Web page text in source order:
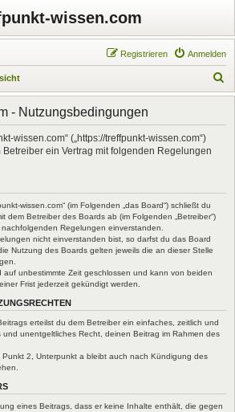
wissen.com
Anmelden
Registrieren
u
- Nutzungsbedingungen
wissen.com“ („https://treffpunkt-wissen.com“)
ein Vertrag mit folgenden Regelungen
wissen.com“ (im Folgenden „das Board“) schließt du
dem Betreiber des Boards ab (im Folgenden „Betreiber“)
Regelungen einverstanden.
nicht einverstanden bist, so darfst du das Board
Nutzung des Boards gelten jeweils die an dieser Stelle
auf unbestimmte Zeit geschlossen und kann von beiden
Frist jederzeit gekündigt werden.
erteilst du dem Betreiber ein einfaches, zeitlich und
und unentgeltliches Recht, deinen Beitrag im Rahmen des
Punkt 2, Unterpunkt a bleibt auch nach Kündigung des
eines Beitrags, dass er keine Inhalte enthält, die gegen